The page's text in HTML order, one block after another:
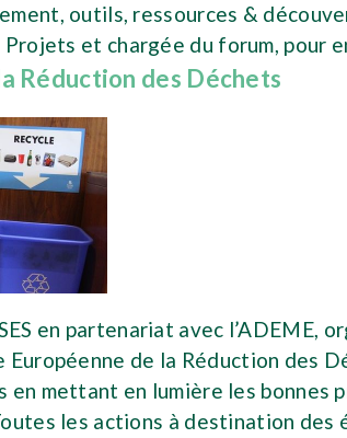
outils, ressources &
et chargée du forum, pour
Réduction des Déchets
en partenariat avec
Européenne de la Réduction des
en mettant en lumière les
les actions à destination des